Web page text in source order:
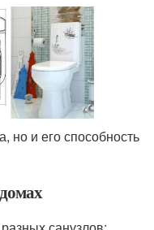
но и его способность